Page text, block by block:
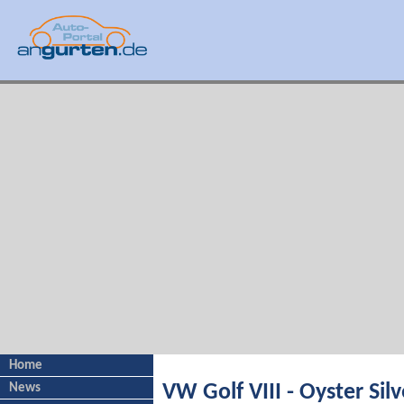
Home
News
VW Golf VIII - Oyster